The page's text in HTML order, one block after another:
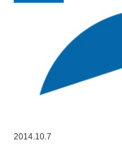
2014.10.7